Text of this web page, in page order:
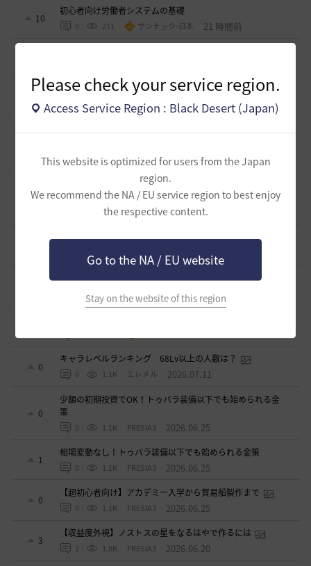
Please check your service region.
Access Service Region : Black Desert (Japan)
This website is optimized for users from the Japan
region.
We recommend the NA / EU service region to best enjoy
the respective content.
Go to the NA / EU website
Stay on the website of this region
10
初心者向け労働者システムの基礎
0 211 ザンナック-日本 21 時間前
【初心者さまへ】装備強化のやり方
0 688 セルベリア 5 日前
【初心者さまへ】装備更新の流れ（HYPERBOOST）
1 930 セルベリア 6 日前
6
【初心者さまへ】7月30日のアプデで装備更新が大きく変わ
ります【HYPERBOOST】
1K セルベリア 2026.07.27
漆黒ライオン狩猟用 ノックバック＆気絶抵抗100%構成
ふぁちゃん 2026.07.21
全チャログ流しでお困りの方へ
もかふ 2026.07.17
0
キャラレベルランキング 68Lv以上の人数は？
0 1.1K エレメル 2026.07.11
0
少額の初期投資でOK！トゥバラ装備以下でも始められる金
策
0 1.1K FRESIA3 2026.06.25
1
相場変動なし！トゥバラ装備以下でも始められる金策
0 1.1K FRESIA3 2026.06.25
0
【超初心者向け】アカデミー入学から貿易船製作まで
0 1.1K FRESIA3 2026.06.25
3
【収益度外視】ノストスの星をなるはやで作るには
2 1.8K FRESIA3 2026.06.20